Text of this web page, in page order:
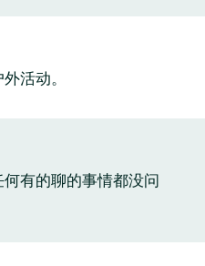
活动。
有的聊的事情都没问